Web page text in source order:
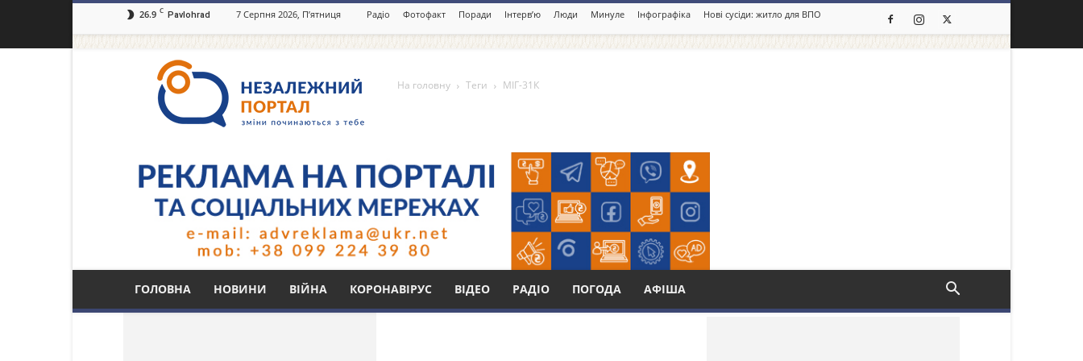
26.9 C Pavlohrad 7 Серпня 2026, П’ятниця Радіо Фотофакт Поради Інтерв’ю Люди Минуле Інфографіка Нові сусіди: житло для ВПО
портал
Павлоград.dp.ua
ГОЛОВНА НОВИНИ ВІЙНА КОРОНАВІРУС ВІДЕО РАДІО ПОГОДА АФІША
На головну Теги МІГ-31К
Тег: МІГ-31К